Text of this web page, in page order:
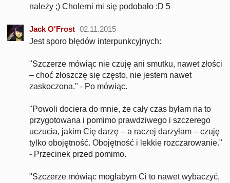
należy ;) Cholerni mi się podobało :D 5
Jack O'Frost 02.11.2015
Jest sporo błędów interpunkcyjnych:
"Szczerze mówiąc nie czuję ani smutku, nawet złości
– choć złoszczę się często, nie jestem nawet
zaskoczona." - Po mówiąc.
"Powoli dociera do mnie, że cały czas byłam na to
przygotowana i pomimo prawdziwego i szczerego
uczucia, jakim Cię darzę – a raczej darzyłam – czuję
tylko obojętność. Obojętność i lekkie rozczarowanie."
- Przecinek przed pomimo.
"Szczerze mówiąc mogłabym Ci to nawet wybaczyć,